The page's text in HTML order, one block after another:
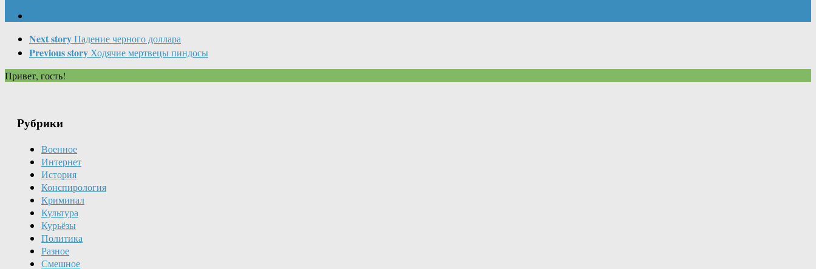
Next storyПадение черного доллара
Previous story Ходячие мертвецы пиндосы
Привет, гость!
Рубрики
Военное
Интернет
История
Конспирология
Криминал
Культура
Курьёзы
Политика
Разное
Смешное